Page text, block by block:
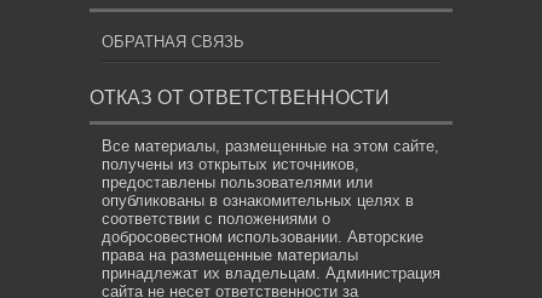
ОБРАТНАЯ СВЯЗЬ
ОТКАЗ ОТ ОТВЕТСТВЕННОСТИ
Все материалы, размещенные на этом сайте,
получены из открытых источников,
предоставлены пользователями или
опубликованы в ознакомительных целях в
соответствии с положениями о
добросовестном использовании. Авторские
права на размещенные материалы
принадлежат их владельцам. Администрация
сайта не несет ответственности за